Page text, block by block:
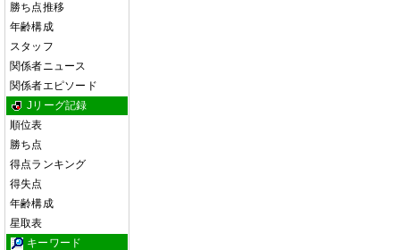
勝ち点推移
年齢構成
スタッフ
関係者ニュース
関係者エピソード
Jリーグ記録
順位表
勝ち点
得点ランキング
得失点
年齢構成
星取表
キーワード